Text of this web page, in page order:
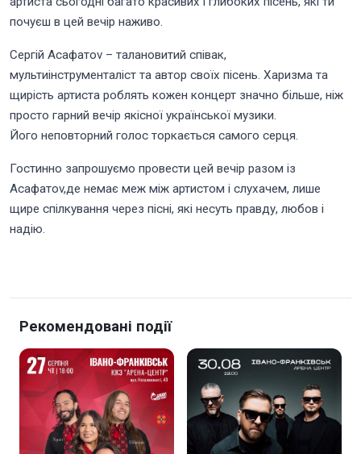
почуєш в цей вечір наживо.
Сергій Асафатоv – талановитий співак,
мультиінструменталіст та автор своїх пісень. Харизма та
щирість артиста роблять кожен концерт значно більше, ніж
просто гарний вечір якісної української музики.
Його неповторний голос торкається самого серця.
Гостинно запрошуємо провести цей вечір разом із
Асафатоv,де немає меж між артистом і слухачем, лише
щире спілкування через пісні, які несуть правду, любов і
надію.
Рекомендовані події